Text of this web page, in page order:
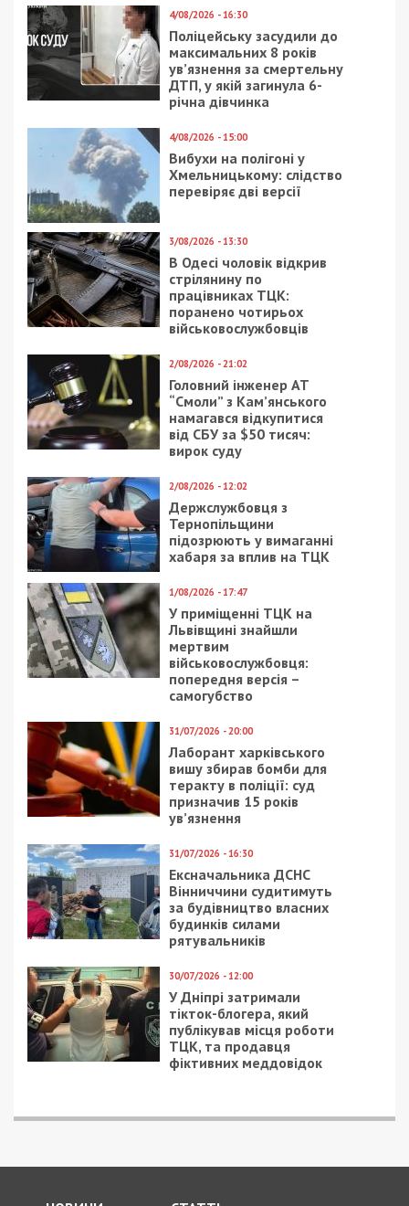
4/08/2026 - 16:30
Поліцейську засудили до
максимальних 8 років
ув’язнення за смертельну
ДТП, у якій загинула 6-
річна дівчинка
4/08/2026 - 15:00
Вибухи на полігоні у
Хмельницькому: слідство
перевіряє дві версії
3/08/2026 - 13:30
В Одесі чоловік відкрив
стрілянину по
працівниках ТЦК:
поранено чотирьох
військовослужбовців
2/08/2026 - 21:02
Головний інженер АТ
“Смоли” з Кам’янського
намагався відкупитися
від СБУ за $50 тисяч:
вирок суду
2/08/2026 - 12:02
Держслужбовця з
Тернопільщини
підозрюють у вимаганні
хабаря за вплив на ТЦК
1/08/2026 - 17:47
У приміщенні ТЦК на
Львівщині знайшли
мертвим
військовослужбовця:
попередня версія –
самогубство
31/07/2026 - 20:00
Лаборант харківського
вишу збирав бомби для
теракту в поліції: суд
призначив 15 років
ув’язнення
31/07/2026 - 16:30
Ексначальника ДСНС
Вінниччини судитимуть
за будівництво власних
будинків силами
рятувальників
30/07/2026 - 12:00
У Дніпрі затримали
тікток-блогера, який
публікував місця роботи
ТЦК, та продавця
фіктивних меддовідок